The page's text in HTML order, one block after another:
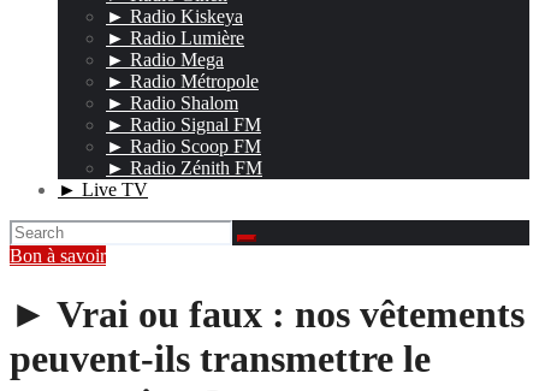
► Radio Kiskeya
► Radio Lumière
► Radio Mega
► Radio Métropole
► Radio Shalom
► Radio Signal FM
► Radio Scoop FM
► Radio Zénith FM
► Live TV
Bon à savoir
► Vrai ou faux : nos vêtements
peuvent-ils transmettre le